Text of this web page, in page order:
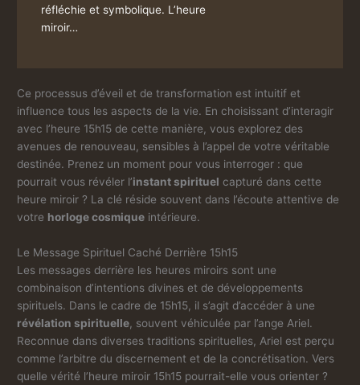
réfléchie et symbolique. L’heure
miroir…
Ce processus d’éveil et de transformation est intuitif et
influence tous les aspects de la vie. En choisissant d’interagir
avec l’heure 15h15 de cette manière, vous explorez des
avenues de renouveau, sensibles à l’appel de votre véritable
destinée. Prenez un moment pour vous interroger : que
pourrait vous révéler l’instant spirituel capturé dans cette
heure miroir ? La clé réside souvent dans l’écoute attentive de
votre horloge cosmique intérieure.
Le Message Spirituel Caché Derrière 15h15
Les messages derrière les heures miroirs sont une
combinaison d’intentions divines et de développements
spirituels. Dans le cadre de 15h15, il s’agit d’accéder à une
révélation spirituelle , souvent véhiculée par l’ange Ariel.
Reconnue dans diverses traditions spirituelles, Ariel est perçu
comme l’arbitre du discernement et de la concrétisation. Vers
quelle vérité l’heure miroir 15h15 pourrait-elle vous orienter ?